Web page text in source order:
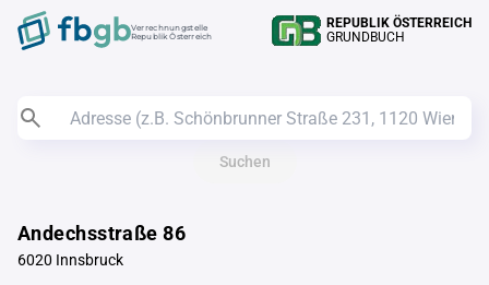
Verrechnungstelle
Republik Österreich
REPUBLIK ÖSTERREICH
GRUNDBUCH
Suchen
Andechsstraße 86
6020 Innsbruck